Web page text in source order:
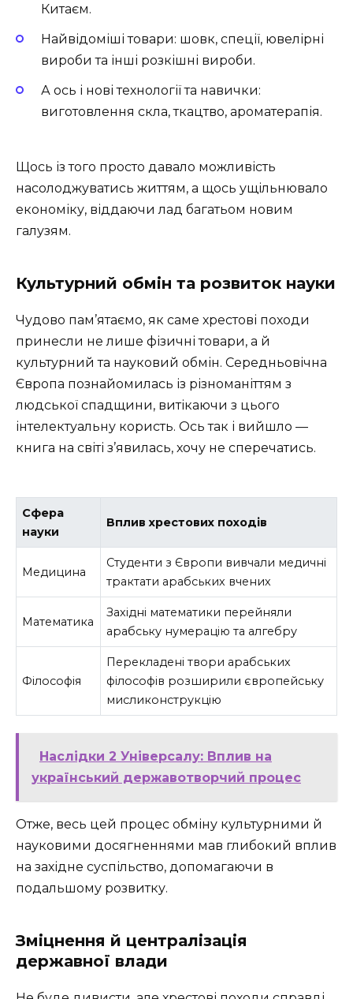
Китаєм.
Найвідоміші товари: шовк, спеції, ювелірні
вироби та інші розкішні вироби.
А ось і нові технології та навички:
виготовлення скла, ткацтво, ароматерапія.
Щось із того просто давало можливість
насолоджуватись життям, а щось ущільнювало
економіку, віддаючи лад багатьом новим
галузям.
Культурний обмін та розвиток науки
Чудово пам’ятаємо, як саме хрестові походи
принесли не лише фізичні товари, а й
культурний та науковий обмін. Середньовічна
Європа познайомилась із різноманіттям з
людської спадщини, витікаючи з цього
інтелектуальну користь. Ось так і вийшло —
книга на світі з’явилась, хочу не сперечатись.
Сфера
науки
Вплив хрестових походів
Медицина
Студенти з Європи вивчали медичні
трактати арабських вчених
Математика
Західні математики перейняли
арабську нумерацію та алгебру
Філософія
Перекладені твори арабських
філософів розширили європейську
мисликонструкцію
Наслідки 2 Універсалу: Вплив на
український державотворчий процес
Отже, весь цей процес обміну культурними й
науковими досягненнями мав глибокий вплив
на західне суспільство, допомагаючи в
подальшому розвитку.
Зміцнення й централізація
державної влади